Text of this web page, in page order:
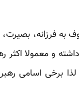
فرزانه، بصیرت،
های خاصی داشته و
لذا برخی اسامی